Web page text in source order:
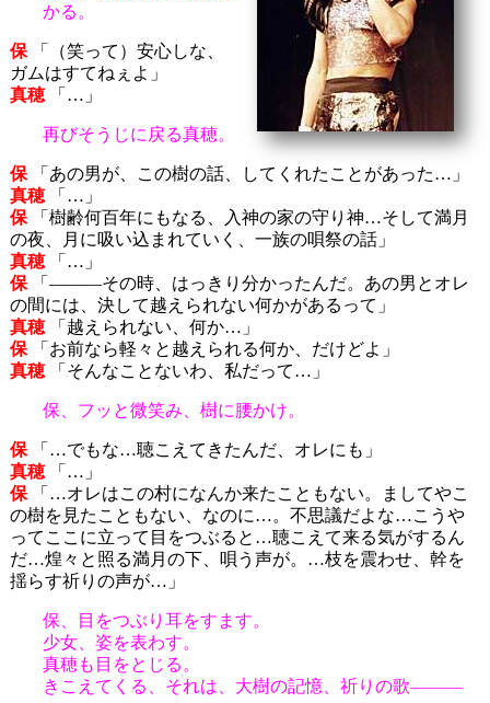
かる。
保「（笑って）安心しな、
ガムはすてねぇよ」
真穂「…」
再びそうじに戻る真穂。
保「あの男が、この樹の話、してくれたことがあった…」
真穂「…」
保「樹齢何百年にもなる、入神の家の守り神…そして満月
の夜、月に吸い込まれていく、一族の唄祭の話」
真穂「…」
保「―――その時、はっきり分かったんだ。あの男とオレ
の間には、決して越えられない何かがあるって」
真穂「越えられない、何か…」
保「お前なら軽々と越えられる何か、だけどよ」
真穂「そんなことないわ、私だって…」
保、フッと微笑み、樹に腰かけ。
保「…でもな…聴こえてきたんだ、オレにも」
真穂「…」
保「…オレはこの村になんか来たこともない。ましてやこ
の樹を見たこともない、なのに…。不思議だよな…こうや
ってここに立って目をつぶると…聴こえて来る気がするん
だ…煌々と照る満月の下、唄う声が。…枝を震わせ、幹を
揺らす祈りの声が…」
保、目をつぶり耳をすます。
少女、姿を表わす。
真穂も目をとじる。
きこえてくる、それは、大樹の記憶、祈りの歌―――